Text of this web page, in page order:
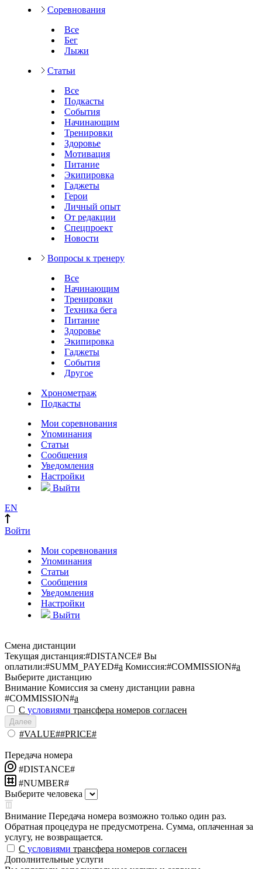
Соревнования
Все
Бег
Лыжи
Статьи
Все
Подкасты
События
Начинающим
Тренировки
Здоровье
Мотивация
Питание
Экипировка
Гаджеты
Герои
Личный опыт
От редакции
Спецпроект
Новости
Вопросы к тренеру
Все
Начинающим
Тренировки
Техника бега
Питание
Здоровье
Экипировка
Гаджеты
События
Другое
Хронометраж
Подкасты
Мои соревнования
Упоминания
Статьи
Сообщения
Уведомления
Настройки
Выйти
EN
Войти
Мои соревнования
Упоминания
Статьи
Сообщения
Уведомления
Настройки
Выйти
Смена дистанции
Текущая дистанция:#DISTANCE# Вы
оплатили:#SUMM_PAYED#a Комиссия:#COMMISSION#a
Выберите дистанцию
Внимание Комиссия за смену дистанции равна
#COMMISSION#a
С условиями трансфера номеров согласен
Далее
#VALUE##PRICE#
Передача номера
#DISTANCE#
#NUMBER#
Выберите человека
Внимание Передача номера возможно только один раз.
Обратная процедура не предусмотрена. Сумма, оплаченная за
услугу, не возвращается.
С условиями трансфера номеров согласен
Дополнительные услуги